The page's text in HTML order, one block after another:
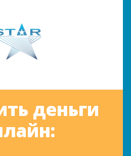
деньги